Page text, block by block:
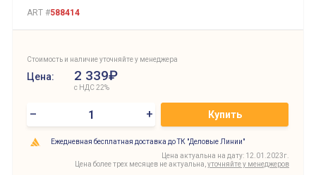
ART #588414
Стоимость и наличие уточняйте у менеджера
Цена: 2 339₽
с НДС 22%
– + Купить
Ежедневная бесплатная доставка до ТК "Деловые Линии"
Цена актуальна на дату: 12.01.2023г.
Цена более трех месяцев не актуальна, уточняйте у менеджеров